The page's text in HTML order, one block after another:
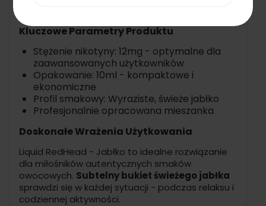
Kluczowe Parametry Produktu
Stężenie nikotyny: 12mg - optymalne dla
zaawansowanych użytkowników
Opakowanie: 10ml - kompaktowe i
ekonomiczne
Profil smakowy: Wyraziste, świeże jabłko
Profesjonalnie opracowana mieszanka
Doskonałe Wrażenia Użytkowania
Liquid RedHead - Jabłko to idealne rozwiązanie
dla miłośników autentycznych smaków
owocowych. Subtelny bukiet świeżego jabłka
sprawdzi się w każdej sytuacji - podczas relaksu i
codziennej aktywności.